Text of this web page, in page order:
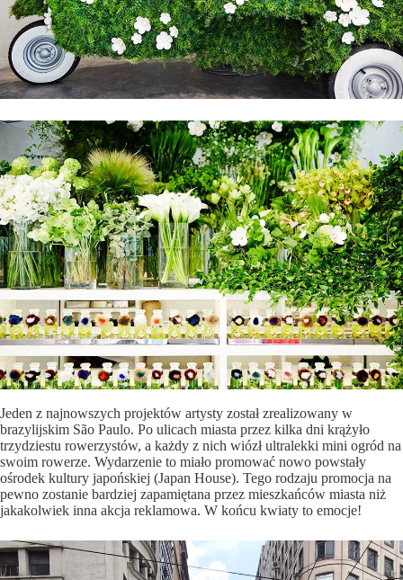
Jeden z najnowszych projektów artysty został zrealizowany w
brazylijskim São Paulo. Po ulicach miasta przez kilka dni krążyło
trzydziestu rowerzystów, a każdy z nich wiózł ultralekki mini ogród na
swoim rowerze. Wydarzenie to miało promować nowo powstały
ośrodek kultury japońskiej (Japan House). Tego rodzaju promocja na
pewno zostanie bardziej zapamiętana przez mieszkańców miasta niż
jakakolwiek inna akcja reklamowa. W końcu kwiaty to emocje!